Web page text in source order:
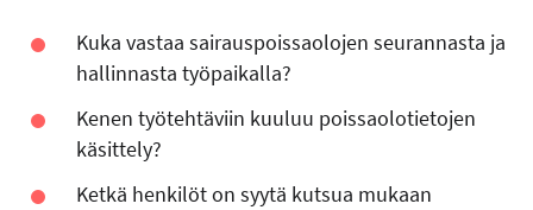
Kuka vastaa sairauspoissaolojen seurannasta ja
hallinnasta työpaikalla?
Kenen työtehtäviin kuuluu poissaolotietojen
käsittely?
Ketkä henkilöt on syytä kutsua mukaan